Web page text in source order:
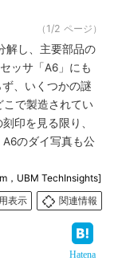
（1/2 ページ）
解し、主要部品の
ッサ「A6」にも
、いくつかの謎
こで製造されてい
印を見る限り、
のダイ写真も公
，UBM TechInsights]
表示
関連情報
Hatena